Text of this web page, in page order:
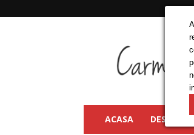
Bruma
ACASA DESPRE